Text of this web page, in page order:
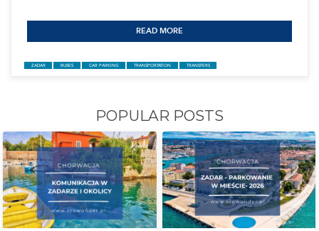
ZADAR - CONCERTS AND SPORT EVENTS
29-03-26
ACTIVITIES
POPULAR POSTS